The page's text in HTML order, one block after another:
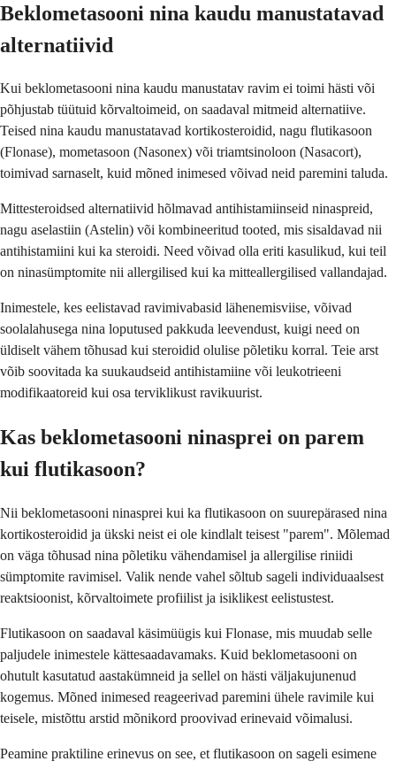
Beklometasooni nina kaudu manustatavad
alternatiivid
Kui beklometasooni nina kaudu manustatav ravim ei toimi hästi või
põhjustab tüütuid kõrvaltoimeid, on saadaval mitmeid alternatiive.
Teised nina kaudu manustatavad kortikosteroidid, nagu flutikasoon
(Flonase), mometasoon (Nasonex) või triamtsinoloon (Nasacort),
toimivad sarnaselt, kuid mõned inimesed võivad neid paremini taluda.
Mittesteroidsed alternatiivid hõlmavad antihistamiinseid ninaspreid,
nagu aselastiin (Astelin) või kombineeritud tooted, mis sisaldavad nii
antihistamiini kui ka steroidi. Need võivad olla eriti kasulikud, kui teil
on ninasümptomite nii allergilised kui ka mitteallergilised vallandajad.
Inimestele, kes eelistavad ravimivabasid lähenemisviise, võivad
soolalahusega nina loputused pakkuda leevendust, kuigi need on
üldiselt vähem tõhusad kui steroidid olulise põletiku korral. Teie arst
võib soovitada ka suukaudseid antihistamiine või leukotrieeni
modifikaatoreid kui osa terviklikust ravikuurist.
Kas beklometasooni ninasprei on parem
kui flutikasoon?
Nii beklometasooni ninasprei kui ka flutikasoon on suurepärased nina
kortikosteroidid ja ükski neist ei ole kindlalt teisest "parem". Mõlemad
on väga tõhusad nina põletiku vähendamisel ja allergilise riniidi
sümptomite ravimisel. Valik nende vahel sõltub sageli individuaalsest
reaktsioonist, kõrvaltoimete profiilist ja isiklikest eelistustest.
Flutikasoon on saadaval käsimüügis kui Flonase, mis muudab selle
paljudele inimestele kättesaadavamaks. Kuid beklometasooni on
ohutult kasutatud aastakümneid ja sellel on hästi väljakujunenud
kogemus. Mõned inimesed reageerivad paremini ühele ravimile kui
teisele, mistõttu arstid mõnikord proovivad erinevaid võimalusi.
Peamine praktiline erinevus on see, et flutikasoon on sageli esimene